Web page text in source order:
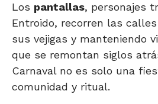
Los pantallas, personajes
Entroido, recorren las
sus vejigas y manteniendo
que se remontan siglos
Carnaval no es solo una
comunidad y ritual.